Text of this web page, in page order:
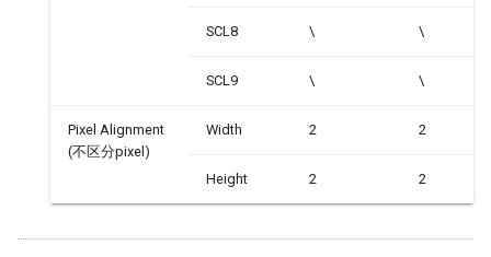
SCL8 \ \
SCL9 \ \
Pixel Alignment
(不区分pixel)
Width 2 2
Height 2 2